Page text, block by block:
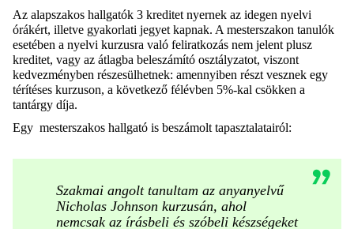
Az alapszakos hallgatók 3 kreditet nyernek az idegen nyelvi
órákért, illetve gyakorlati jegyet kapnak. A mesterszakon tanulók
esetében a nyelvi kurzusra való feliratkozás nem jelent plusz
kreditet, vagy az átlagba beleszámító osztályzatot, viszont
kedvezményben részesülhetnek: amennyiben részt vesznek egy
térítéses kurzuson, a következő félévben 5%-kal csökken a
tantárgy díja.
Egy mesterszakos hallgató is beszámolt tapasztalatairól:
Szakmai angolt tanultam az anyanyelvű
Nicholas Johnson kurzusán, ahol
nemcsak az írásbeli és szóbeli készségeket